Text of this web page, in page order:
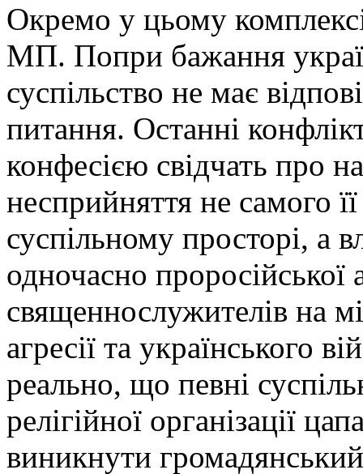
Окремо у цьому
МП. Попри бажання
суспільство не має
питання. Останні
конфесією свідчать про
несприйняття не самого
суспільному просторі, а
одночасно проросійської
священнослужителів на
агресії та українського
реально, що певні
релігійної організації
виникнути